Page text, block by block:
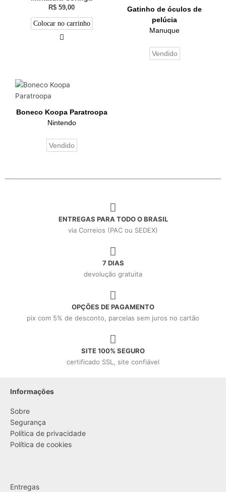
R$ 59,00
Colocar no carrinho
Gatinho de óculos de
pelúcia
Manuque
Vendido
Boneco Koopa Paratroopa
Nintendo
Vendido
ENTREGAS PARA TODO O BRASIL
via Correios (PAC ou SEDEX)
7 DIAS
devolução gratuita
OPÇÕES DE PAGAMENTO
pix com 5% de desconto, parcelas sem juros no cartão
SITE 100% SEGURO
certificado SSL, site confiável
Informações
Sobre
Segurança
Política de privacidade
Política de cookies
Entregas